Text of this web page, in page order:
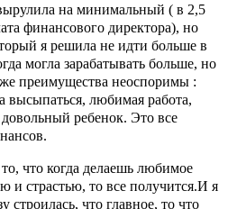
на минимальный ( в 2,5
финансового директора), но
я решила не идти больше в
могла зарабатывать больше, но
преимущества неоспоримы :
высыпаться, любимая работа,
ребенок. Это все
что когда делаешь любимое
и страстью, то все получится.И я
строилась, что главное, то что